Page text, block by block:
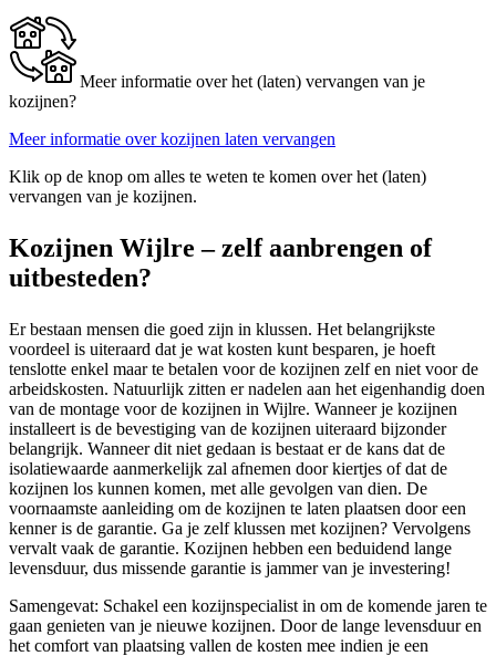
Meer informatie over het (laten) vervangen van je
kozijnen?
Meer informatie over kozijnen laten vervangen
Klik op de knop om alles te weten te komen over het (laten)
vervangen van je kozijnen.
Kozijnen Wijlre – zelf aanbrengen of
uitbesteden?
Er bestaan mensen die goed zijn in klussen. Het belangrijkste
voordeel is uiteraard dat je wat kosten kunt besparen, je hoeft
tenslotte enkel maar te betalen voor de kozijnen zelf en niet voor de
arbeidskosten. Natuurlijk zitten er nadelen aan het eigenhandig doen
van de montage voor de kozijnen in Wijlre. Wanneer je kozijnen
installeert is de bevestiging van de kozijnen uiteraard bijzonder
belangrijk. Wanneer dit niet gedaan is bestaat er de kans dat de
isolatiewaarde aanmerkelijk zal afnemen door kiertjes of dat de
kozijnen los kunnen komen, met alle gevolgen van dien. De
voornaamste aanleiding om de kozijnen te laten plaatsen door een
kenner is de garantie. Ga je zelf klussen met kozijnen? Vervolgens
vervalt vaak de garantie. Kozijnen hebben een beduidend lange
levensduur, dus missende garantie is jammer van je investering!
Samengevat: Schakel een kozijnspecialist in om de komende jaren te
gaan genieten van je nieuwe kozijnen. Door de lange levensduur en
het comfort van plaatsing vallen de kosten mee indien je een